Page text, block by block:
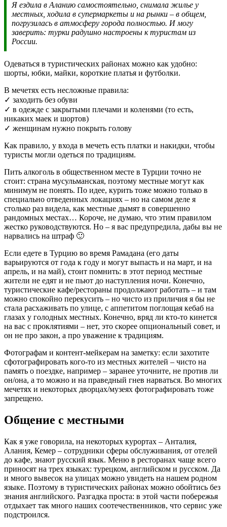
Я ездила в Аланию самостоятельно, снимала жилье у
местных, ходила в супермаркеты и на рынки – в общем,
погрузилась в атмосферу города полностью. И могу
заверить: турки радушно настроены к туристам из
России.
Одеваться в туристических районах можно как удобно:
шорты, юбки, майки, короткие платья и футболки.
В мечетях есть несложные правила:
✓ заходить без обуви
✓ в одежде с закрытыми плечами и коленями (то есть,
никаких маек и шортов)
✓ женщинам нужно покрыть голову
Как правило, у входа в мечеть есть платки и накидки, чтобы
туристы могли одеться по традициям.
Пить алкоголь в общественном месте в Турции точно не
стоит: страна мусульманская, поэтому местные могут как
минимум не понять. По идее, курить тоже можно только в
специально отведенных локациях – но на самом деле я
столько раз видела, как местные дымят в совершенно
рандомных местах… Короче, не думаю, что этим правилом
жестко руководствуются. Но – я вас предупредила, дабы вы не
нарвались на штраф 🙂
Если едете в Турцию во время Рамадана (его даты
варьируются от года к году и могут выпасть и на март, и на
апрель, и на май), стоит помнить: в этот период местные
жители не едят и не пьют до наступления ночи. Конечно,
туристические кафе/рестораны продолжают работать – и там
можно спокойно перекусить – но чисто из приличия я бы не
стала расхаживать по улице, с аппетитом поглощая кебаб на
глазах у голодных местных. Конечно, вряд ли кто-то кинется
на вас с проклятиями – нет, это скорее опциональный совет, и
он не про закон, а про уважение к традициям.
Фотографам и контент-мейкерам на заметку: если захотите
сфотографировать кого-то из местных жителей – чисто на
память о поездке, например – заранее уточните, не против ли
он/она, а то можно и на праведный гнев нарваться. Во многих
мечетях и некоторых дворцах/музеях фотографировать тоже
запрещено.
Общение с местными
Как я уже говорила, на некоторых курортах – Анталия,
Алания, Кемер – сотрудники сферы обслуживания, от отелей
до кафе, знают русский язык. Меню в ресторанах чаще всего
приносят на трех языках: турецком, английском и русском. Да
и много вывесок на улицах можно увидеть на нашем родном
языке. Поэтому в туристических районах можно обойтись без
знания английского. Разгадка проста: в этой части побережья
отдыхает так много наших соотечественников, что сервис уже
подстроился.